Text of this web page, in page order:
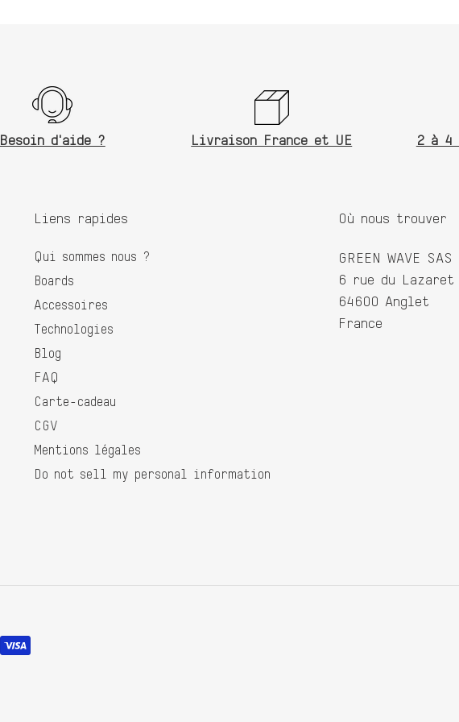
Besoin d'aide ? Livraison France et UE 2 à
Liens rapides
Qui sommes nous ?
Boards
Accessoires
Technologies
Blog
FAQ
Carte-cadeau
CGV
Mentions légales
Do not sell my personal information
Où nous trouver
GREEN WAVE
6 rue du Lazaret
64600 Anglet
France